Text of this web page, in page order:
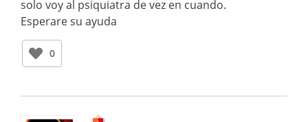
solo voy al psiquiatra de vez en cuando.
Esperare su ayuda
0